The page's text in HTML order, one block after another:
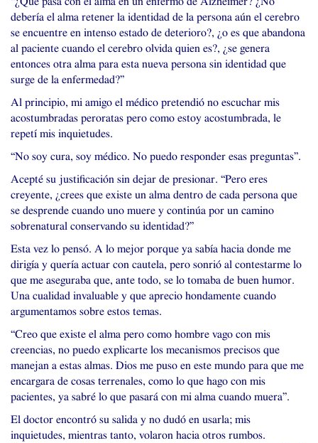
debería el alma retener la identidad de la persona aún el cerebro
se encuentre en intenso estado de deterioro?, ¿o es que abandona
al paciente cuando el cerebro olvida quien es?, ¿se genera
entonces otra alma para esta nueva persona sin identidad que
surge de la enfermedad?”
Al principio, mi amigo el médico pretendió no escuchar mis
acostumbradas peroratas pero como estoy acostumbrada, le
repetí mis inquietudes.
“No soy cura, soy médico. No puedo responder esas preguntas”.
Acepté su justificación sin dejar de presionar. “Pero eres
creyente, ¿crees que existe un alma dentro de cada persona que
se desprende cuando uno muere y continúa por un camino
sobrenatural conservando su identidad?”
Esta vez lo pensó. A lo mejor porque ya sabía hacia donde me
dirigía y quería actuar con cautela, pero sonrió al contestarme lo
que me aseguraba que, ante todo, se lo tomaba de buen humor.
Una cualidad invaluable y que aprecio hondamente cuando
argumentamos sobre estos temas.
“Creo que existe el alma pero como hombre vago con mis
creencias, no puedo explicarte los mecanismos precisos que
manejan a estas almas. Dios me puso en este mundo para que me
encargara de cosas terrenales, como lo que hago con mis
pacientes, ya sabré lo que pasará con mi alma cuando muera”.
El doctor encontró su salida y no dudó en usarla; mis
inquietudes, mientras tanto, volaron hacia otros rumbos.